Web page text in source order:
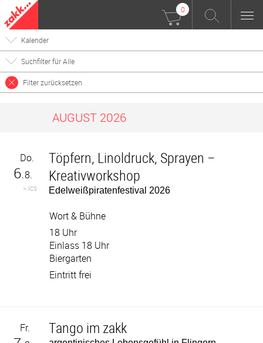
0
Kalender
Suchfilter für Alle
Filter zurücksetzen
AUGUST 2026
Do.
6.8.
>.ics
Töpfern, Linoldruck, Sprayen –
Kreativworkshop
Edelweißpiratenfestival 2026
Wort & Bühne
18 Uhr
Einlass 18 Uhr
Biergarten
Eintritt frei
Fr. Tango im zakk